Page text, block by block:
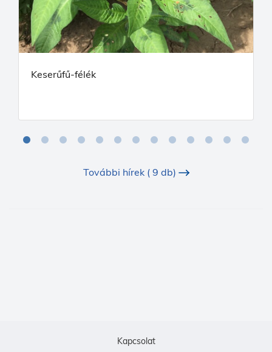
Keserűfű-félék
További hírek ( 9 db)
Kapcsolat